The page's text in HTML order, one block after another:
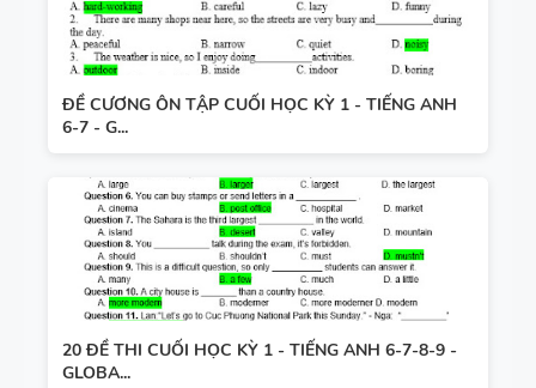
ĐỀ CƯƠNG ÔN TẬP CUỐI HỌC KỲ 1 - TIẾNG ANH
6-7 - G...
20 ĐỀ THI CUỐI HỌC KỲ 1 - TIẾNG ANH 6-7-8-9 -
GLOBA...